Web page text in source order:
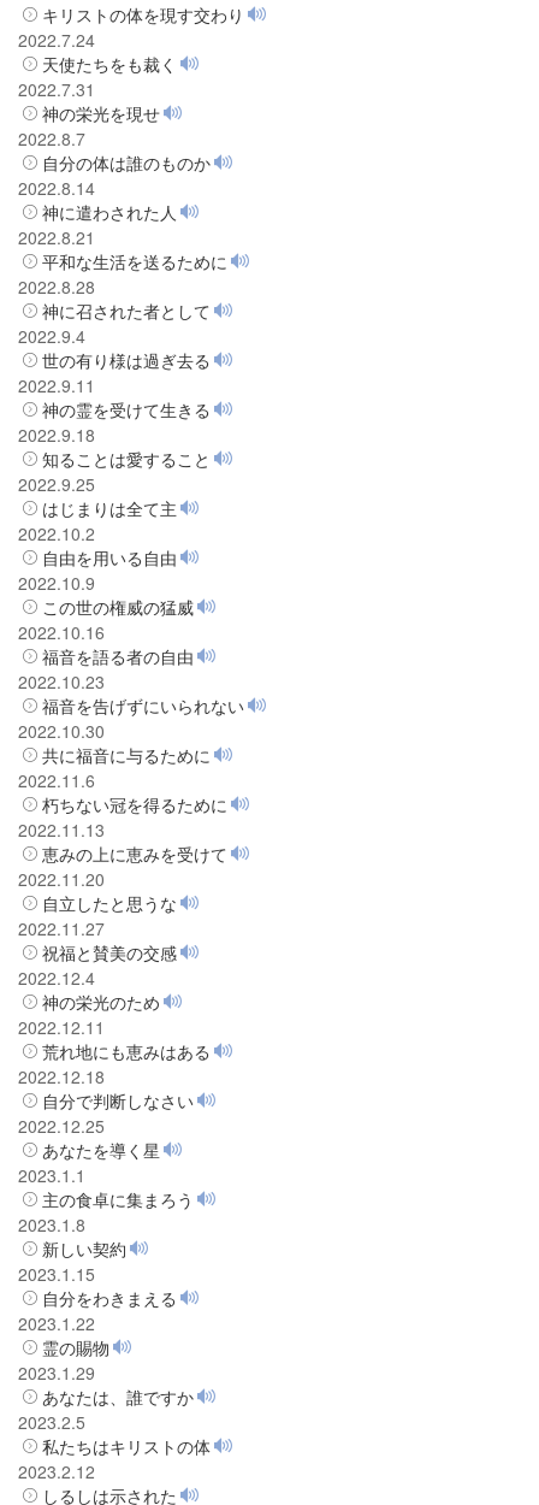
キリストの体を現す交わり
2022.7.24
天使たちをも裁く
2022.7.31
神の栄光を現せ
2022.8.7
自分の体は誰のものか
2022.8.14
神に遣わされた人
2022.8.21
平和な生活を送るために
2022.8.28
神に召された者として
2022.9.4
世の有り様は過ぎ去る
2022.9.11
神の霊を受けて生きる
2022.9.18
知ることは愛すること
2022.9.25
はじまりは全て主
2022.10.2
自由を用いる自由
2022.10.9
この世の権威の猛威
2022.10.16
福音を語る者の自由
2022.10.23
福音を告げずにいられない
2022.10.30
共に福音に与るために
2022.11.6
朽ちない冠を得るために
2022.11.13
恵みの上に恵みを受けて
2022.11.20
自立したと思うな
2022.11.27
祝福と賛美の交感
2022.12.4
神の栄光のため
2022.12.11
荒れ地にも恵みはある
2022.12.18
自分で判断しなさい
2022.12.25
あなたを導く星
2023.1.1
主の食卓に集まろう
2023.1.8
新しい契約
2023.1.15
自分をわきまえる
2023.1.22
霊の賜物
2023.1.29
あなたは、誰ですか
2023.2.5
私たちはキリストの体
2023.2.12
しるしは示された